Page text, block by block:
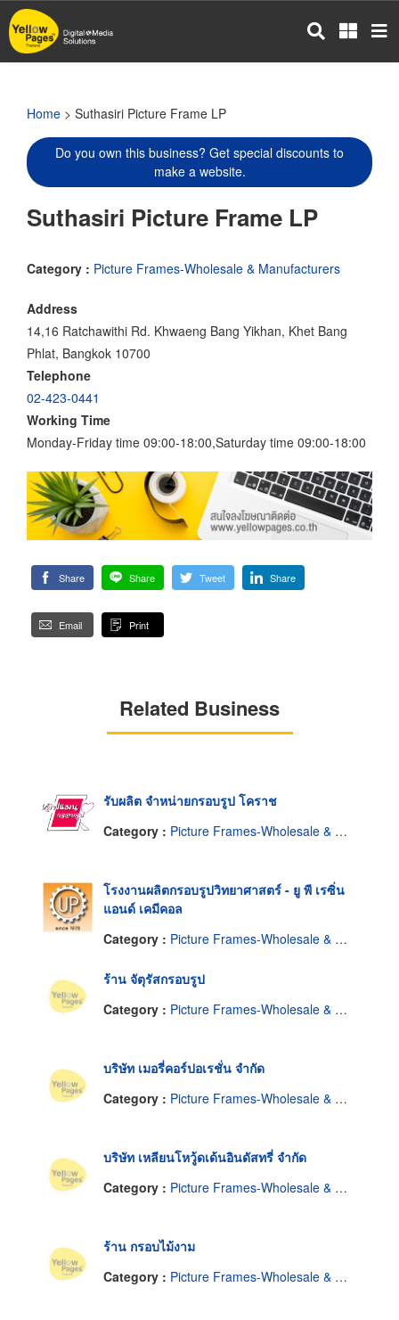
Skip
to
main
Home > Suthasiri Picture Frame LP
Do you own this business? Get special discounts to
make a website.
Suthasiri Picture Frame LP
Category : Picture Frames-Wholesale & Manufacturers
Address
14,16 Ratchawithi Rd. Khwaeng Bang Yikhan, Khet Bang
Phlat, Bangkok 10700
Telephone
02-423-0441
Working Time
Monday-Friday time 09:00-18:00,Saturday time 09:00-18:00
Share Share Tweet Share
Email Print
Related Business
รับผลิต จำหน่ายกรอบรูป โคราช
Category : Picture Frames-Wholesale & Manufacturers
โรงงานผลิตกรอบรูปวิทยาศาสตร์ - ยู พี เรซิ่น
แอนด์ เคมีคอล
Category : Picture Frames-Wholesale & Manufacturers
ร้าน จัตุรัสกรอบรูป
Category : Picture Frames-Wholesale & Manufacturers
บริษัท เมอรี่คอร์ปอเรชั่น จำกัด
Category : Picture Frames-Wholesale & Manufacturers
บริษัท เหลียนโหวู้ดเด้นอินดัสทรี่ จำกัด
Category : Picture Frames-Wholesale & Manufacturers
ร้าน กรอบไม้งาม
Category : Picture Frames-Wholesale & Manufacturers